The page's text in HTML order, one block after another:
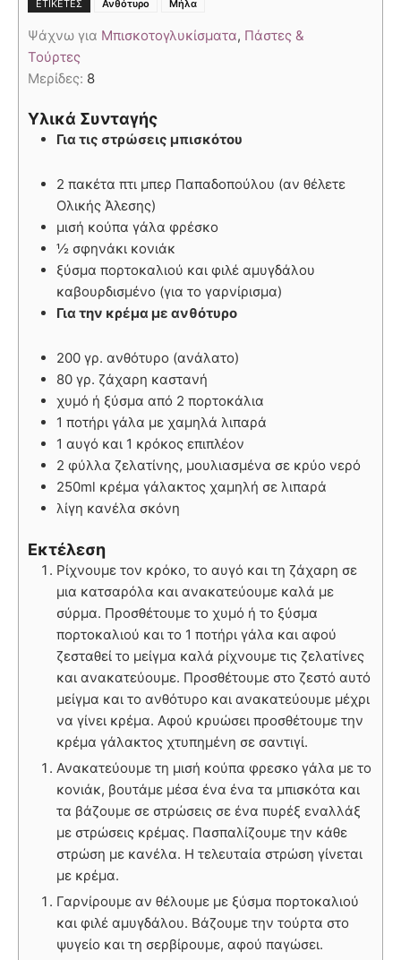
ΕΤΙΚΈΤΕΣ Ανθότυρο Μήλα
Ψάχνω για Μπισκοτογλυκίσματα, Πάστες &
Τούρτες
Μερίδες: 8
Υλικά Συνταγής
Για τις στρώσεις μπισκότου
2 πακέτα πτι μπερ Παπαδοπούλου (αν θέλετε
Ολικής Άλεσης)
μισή κούπα γάλα φρέσκο
½ σφηνάκι κονιάκ
ξύσμα πορτοκαλιού και φιλέ αμυγδάλου
καβουρδισμένο (για το γαρνίρισμα)
Για την κρέμα με ανθότυρο
200 γρ. ανθότυρο (ανάλατο)
80 γρ. ζάχαρη καστανή
χυμό ή ξύσμα από 2 πορτοκάλια
1 ποτήρι γάλα με χαμηλά λιπαρά
1 αυγό και 1 κρόκος επιπλέον
2 φύλλα ζελατίνης, μουλιασμένα σε κρύο νερό
250ml κρέμα γάλακτος χαμηλή σε λιπαρά
λίγη κανέλα σκόνη
Εκτέλεση
Ρίχνουμε τον κρόκο, το αυγό και τη ζάχαρη σε
μια κατσαρόλα και ανακατεύουμε καλά με
σύρμα. Προσθέτουμε το χυμό ή το ξύσμα
πορτοκαλιού και το 1 ποτήρι γάλα και αφού
ζεσταθεί το μείγμα καλά ρίχνουμε τις ζελατίνες
και ανακατεύουμε. Προσθέτουμε στο ζεστό αυτό
μείγμα και το ανθότυρο και ανακατεύουμε μέχρι
να γίνει κρέμα. Αφού κρυώσει προσθέτουμε την
κρέμα γάλακτος χτυπημένη σε σαντιγί.
Ανακατεύουμε τη μισή κούπα φρεσκο γάλα με το
κονιάκ, βουτάμε μέσα ένα ένα τα μπισκότα και
τα βάζουμε σε στρώσεις σε ένα πυρέξ εναλλάξ
με στρώσεις κρέμας. Πασπαλίζουμε την κάθε
στρώση με κανέλα. Η τελευταία στρώση γίνεται
με κρέμα.
Γαρνίρουμε αν θέλουμε με ξύσμα πορτοκαλιού
και φιλέ αμυγδάλου. Βάζουμε την τούρτα στο
ψυγείο και τη σερβίρουμε, αφού παγώσει.